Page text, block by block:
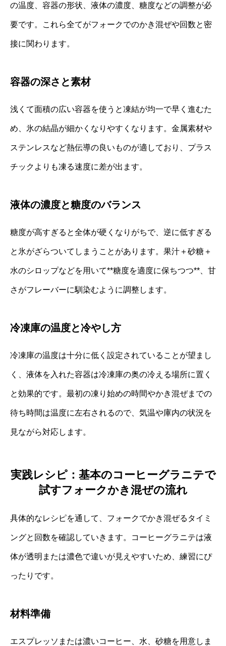
の温度、容器の形状、液体の濃度、糖度などの調整が必
要です。これら全てがフォークでのかき混ぜや回数と密
接に関わります。
容器の深さと素材
浅くて面積の広い容器を使うと凍結が均一で早く進むた
め、氷の結晶が細かくなりやすくなります。金属素材や
ステンレスなど熱伝導の良いものが適しており、プラス
チックよりも凍る速度に差が出ます。
液体の濃度と糖度のバランス
糖度が高すぎると全体が硬くなりがちで、逆に低すぎる
と氷がざらついてしまうことがあります。果汁＋砂糖＋
水のシロップなどを用いて**糖度を適度に保ちつつ**、甘
さがフレーバーに馴染むように調整します。
冷凍庫の温度と冷やし方
冷凍庫の温度は十分に低く設定されていることが望まし
く、液体を入れた容器は冷凍庫の奥の冷える場所に置く
と効果的です。最初の凍り始めの時間やかき混ぜまでの
待ち時間は温度に左右されるので、気温や庫内の状況を
見ながら対応します。
実践レシピ：基本のコーヒーグラニテで
試すフォークかき混ぜの流れ
具体的なレシピを通して、フォークでかき混ぜるタイミ
ングと回数を確認していきます。コーヒーグラニテは液
体が透明または濃色で違いが見えやすいため、練習にぴ
ったりです。
材料準備
エスプレッソまたは濃いコーヒー、水、砂糖を用意しま